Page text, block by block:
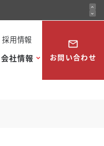
expand_less
expand_more
採用情報
会社情報
mail_outline
お問い合わせ